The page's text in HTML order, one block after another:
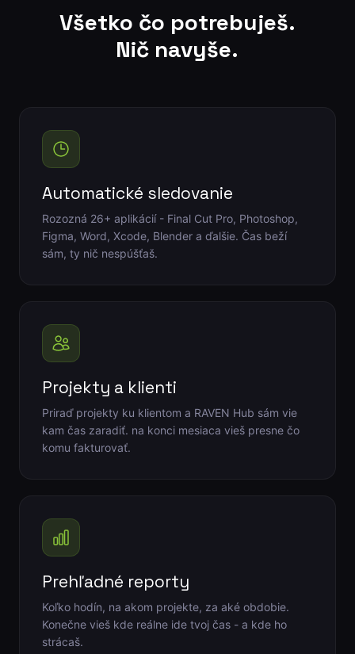
Všetko čo potrebuješ.
Nič navyše.
Automatické sledovanie
Rozozná 26+ aplikácií - Final Cut Pro, Photoshop,
Figma, Word, Xcode, Blender a ďalšie. Čas beží
sám, ty nič nespúšťaš.
Projekty a klienti
Priraď projekty ku klientom a RAVEN Hub sám vie
kam čas zaradiť. na konci mesiaca vieš presne čo
komu fakturovať.
Prehľadné reporty
Koľko hodín, na akom projekte, za aké obdobie.
Konečne vieš kde reálne ide tvoj čas - a kde ho
strácaš.